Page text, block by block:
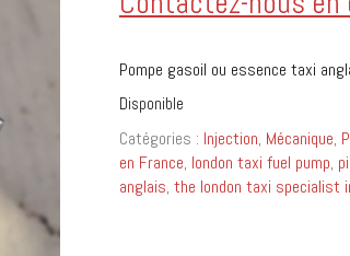
Pompe gasoil ou essence taxi
Disponible
Catégories : Injection, Mécanique,
en France, london taxi fuel pump,
anglais, the london taxi specialist